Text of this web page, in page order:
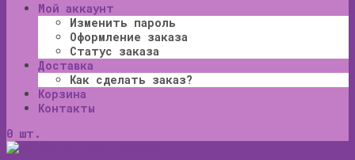
Мой аккаунт
Изменить пароль
Оформление заказа
Статус заказа
Доставка
Как сделать заказ?
Корзина
Контакты
0 шт.